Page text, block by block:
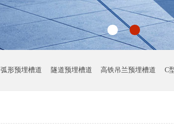
弧形预埋槽道 隧道预埋槽道 高铁吊兰预埋槽道 C